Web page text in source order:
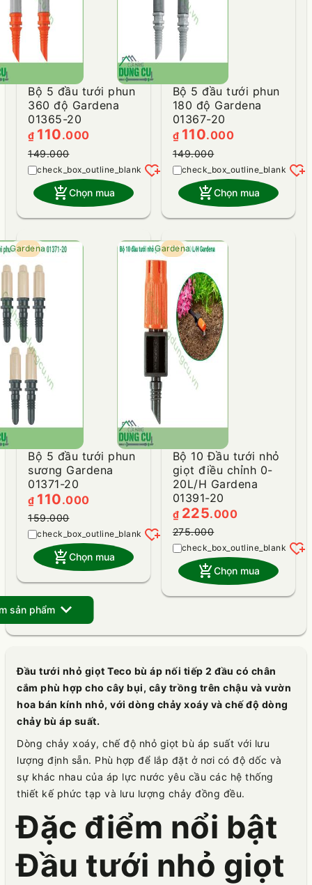
Bộ 5 đầu tưới phun
360 độ Gardena
01365-20
₫ 110.000
149.000
heart_plus
add_shopping_cartChọn mua
Bộ 5 đầu tưới phun
180 độ Gardena
01367-20
₫ 110.000
149.000
heart_plus
add_shopping_cartChọn mua
- 31%
Gardena
Bộ 5 đầu tưới phun
sương Gardena
01371-20
₫ 110.000
159.000
heart_plus
add_shopping_cartChọn mua
- 19%
Gardena
Bộ 10 Đầu tưới nhỏ
giọt điều chỉnh 0-
20L/H Gardena
01391-20
₫ 225.000
275.000
heart_plus
add_shopping_cartChọn mua
sản phẩmexpand_more
Đầu tưới nhỏ giọt Teco bù áp nối tiếp 2 đầu có chân
cắm phù hợp cho cây bụi, cây trồng trên chậu và vườn
hoa bán kính nhỏ, với dòng chảy xoáy và chế độ dòng
chảy bù áp suất.
Dòng chảy xoáy, chế độ nhỏ giọt bù áp suất với lưu
lượng định sẵn. Phù hợp để lắp đặt ở nơi có độ dốc và
sự khác nhau của áp lực nước yêu cầu các hệ thống
thiết kế phức tạp và lưu lượng chảy đồng đều.
Đặc điểm nổi bật
Đầu tưới nhỏ giọt